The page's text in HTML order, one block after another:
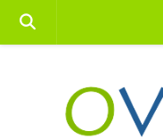
Saltar al contenido